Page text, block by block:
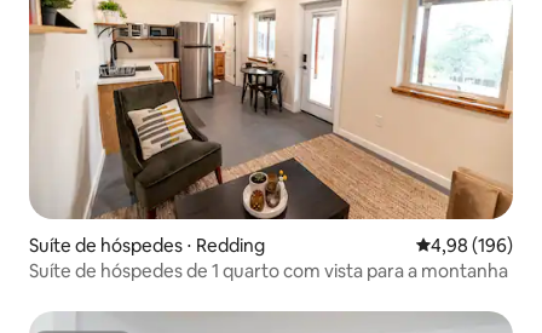
Suíte de hóspedes ⋅ Redding 4,98 de uma
4,98 (196)
Suíte de hóspedes de 1 quarto com vista para a montanha